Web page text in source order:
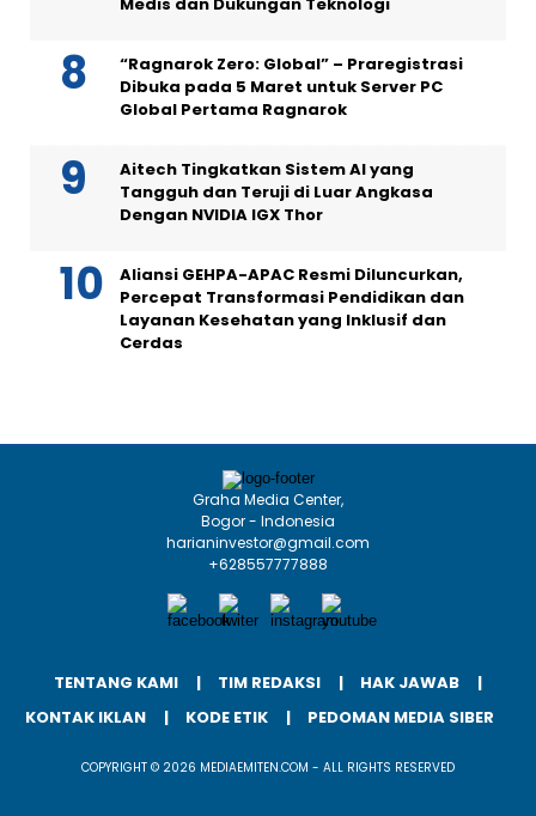
“Ragnarok Zero: Global” – Praregistrasi
Dibuka pada 5 Maret untuk Server PC
Global Pertama Ragnarok
Aitech Tingkatkan Sistem AI yang
Tangguh dan Teruji di Luar Angkasa
Dengan NVIDIA IGX Thor
Aliansi GEHPA-APAC Resmi Diluncurkan,
Percepat Transformasi Pendidikan dan
Layanan Kesehatan yang Inklusif dan
Cerdas
Graha Media Center,
Bogor - Indonesia
harianinvestor@gmail.com
+628557777888
TENTANG KAMI TIM REDAKSI
HAK JAWAB
KONTAK IKLAN
KODE ETIK PEDOMAN MEDIA SIBER
COPYRIGHT © 2026 MEDIAEMITEN.COM - ALL RIGHTS RESERVED